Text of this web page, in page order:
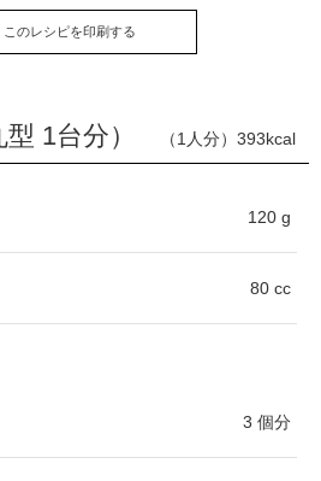
このレシピを印刷する
1台分） （1人分）393kcal
120 g
80 cc
3 個分